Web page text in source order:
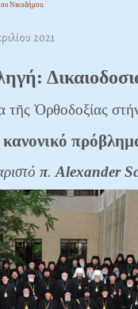
Νικοδήμου.
2021
τῆς Ὀρθοδοξίας
π.Alexander